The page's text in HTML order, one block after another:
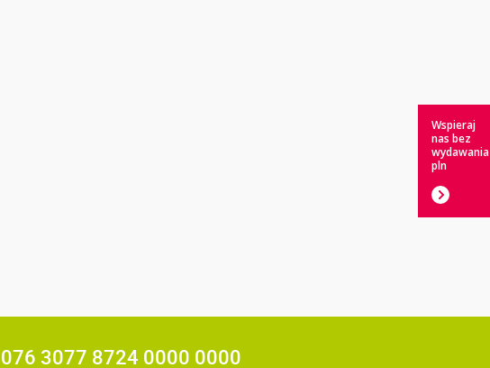
3077 8724 0000 0000
Wspieraj
nas bez
wydawania
pln